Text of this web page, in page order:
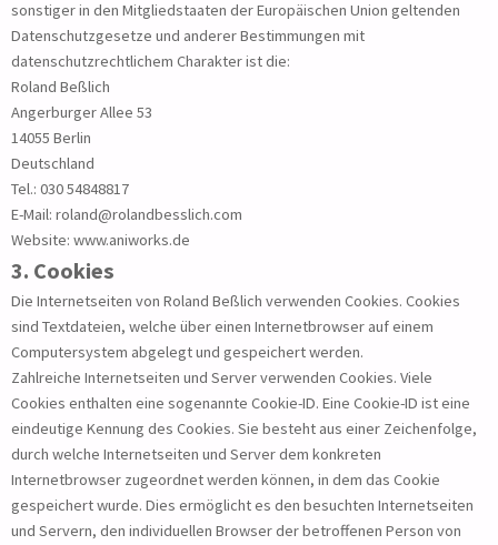
sonstiger in den Mitgliedstaaten der Europäischen Union geltenden
Datenschutzgesetze und anderer Bestimmungen mit
datenschutzrechtlichem Charakter ist die:
Roland Beßlich
Angerburger Allee 53
14055 Berlin
Deutschland
Tel.: 030 54848817
E-Mail: roland@rolandbesslich.com
Website: www.aniworks.de
3. Cookies
Die Internetseiten von Roland Beßlich verwenden Cookies. Cookies
sind Textdateien, welche über einen Internetbrowser auf einem
Computersystem abgelegt und gespeichert werden.
Zahlreiche Internetseiten und Server verwenden Cookies. Viele
Cookies enthalten eine sogenannte Cookie-ID. Eine Cookie-ID ist eine
eindeutige Kennung des Cookies. Sie besteht aus einer Zeichenfolge,
durch welche Internetseiten und Server dem konkreten
Internetbrowser zugeordnet werden können, in dem das Cookie
gespeichert wurde. Dies ermöglicht es den besuchten Internetseiten
und Servern, den individuellen Browser der betroffenen Person von